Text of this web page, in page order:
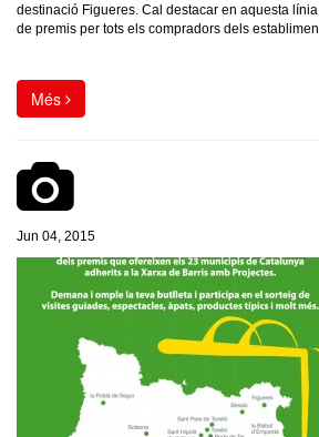
destinació Figueres. Cal destacar en aquesta
de premis per tots els compradors dels
Més
Jun 04, 2015